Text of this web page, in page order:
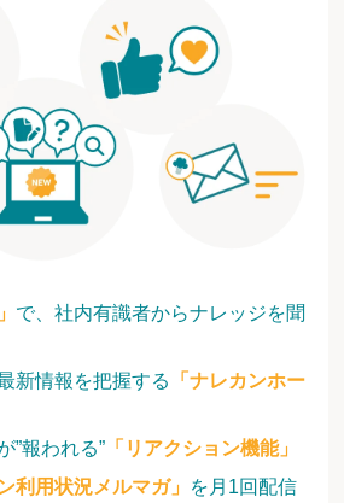
で、社内有識者からナレッジを聞
新情報を把握する
「ナレカンホー
”報われる” 「リアクション機能」
利用状況メルマガ」 を月1回配信